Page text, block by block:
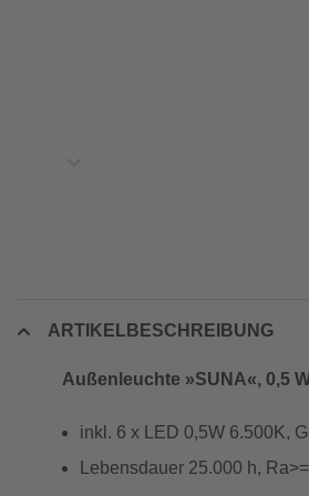
ARTIKELBESCHREIBUNG
Außenleuchte »SUNA«, 0,5
inkl. 6 x LED 0,5W 6.500K,
Lebensdauer 25.000 h,